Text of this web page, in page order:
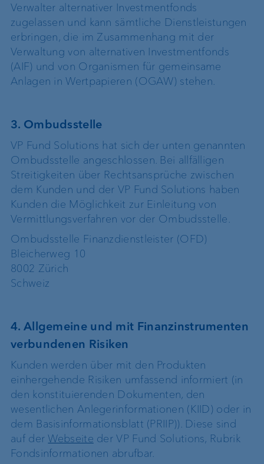
Verwalter alternativer Investmentfonds
zugelassen und kann sämtliche Dienstleistungen
erbringen, die im Zusammenhang mit der
Verwaltung von alternativen Investmentfonds
(AIF) und von Organismen für gemeinsame
Anlagen in Wertpapieren (OGAW) stehen.
3. Ombudsstelle
VP Fund Solutions hat sich der unten genannten
Ombudsstelle angeschlossen. Bei allfälligen
Streitigkeiten über Rechtsansprüche zwischen
dem Kunden und der VP Fund Solutions haben
Kunden die Möglichkeit zur Einleitung von
Vermittlungsverfahren vor der Ombudsstelle.
Ombudsstelle Finanzdienstleister (OFD)
Bleicherweg 10
8002 Zürich
Schweiz
4. Allgemeine und mit Finanzinstrumenten
verbundenen Risiken
Kunden werden über mit den Produkten
einhergehende Risiken umfassend informiert (in
den konstituierenden Dokumenten, den
wesentlichen Anlegerinformationen (KIID) oder in
dem Basisinformationsblatt (PRIIP)). Diese sind
auf derWebseite der VP Fund Solutions, Rubrik
Fondsinformationen abrufbar.